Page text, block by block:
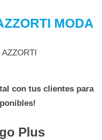
MODA
con tus clientes para
Plus